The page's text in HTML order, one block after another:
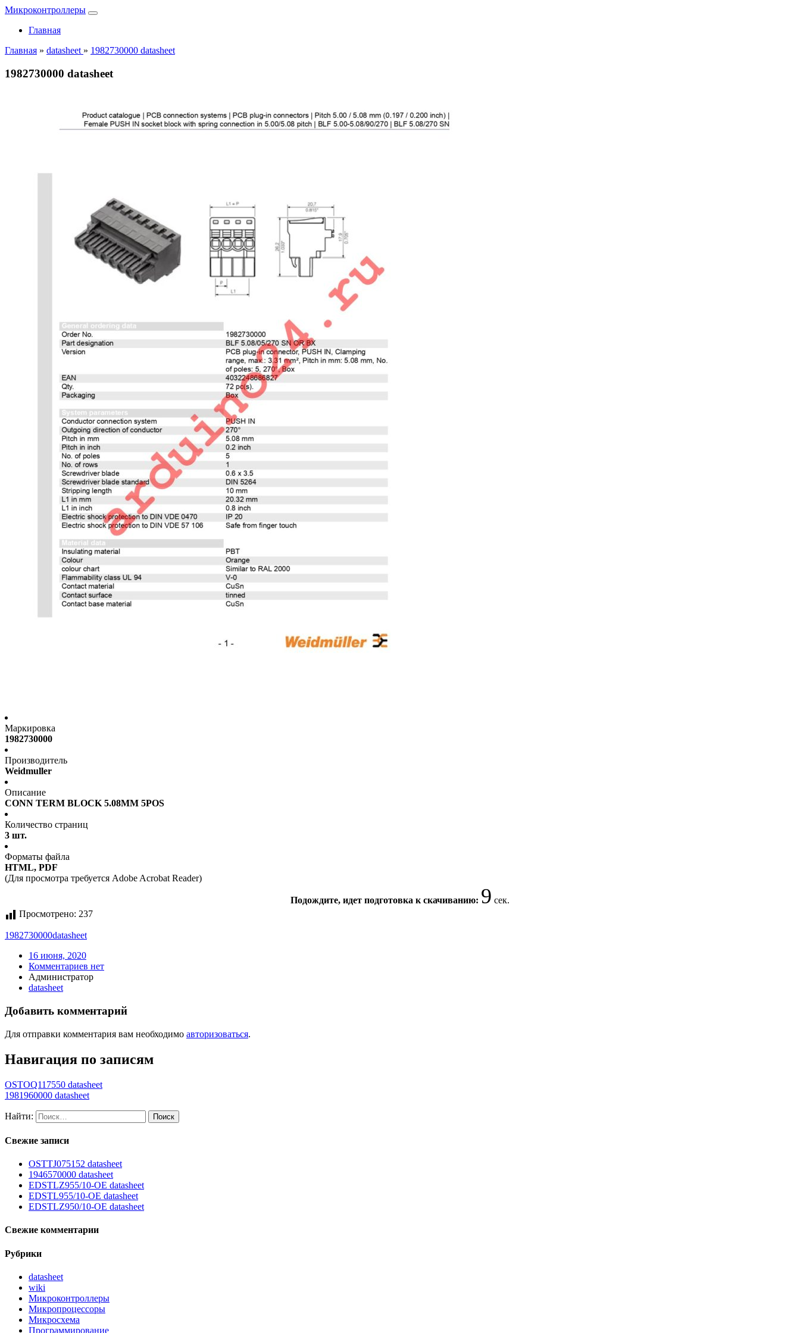
Микроконтроллеры
Главная
Главная » datasheet » 1982730000 datasheet
1982730000 datasheet
Маркировка
1982730000
Производитель
Weidmuller
Описание
CONN TERM BLOCK 5.08MM 5POS
Количество страниц
3 шт.
Форматы файла
HTML, PDF
(Для просмотра требуется Adobe Acrobat Reader)
Подождите, идет подготовка к скачиванию: 8 сек.
Просмотрено: 237
1982730000datasheet
16 июня, 2020
Комментариев нет
Администратор
datasheet
Добавить комментарий
Для отправки комментария вам необходимо авторизоваться.
Навигация по записям
OSTOQ117550 datasheet
1981960000 datasheet
Найти:
Свежие записи
OSTTJ075152 datasheet
1946570000 datasheet
EDSTLZ955/10-OE datasheet
EDSTL955/10-OE datasheet
EDSTLZ950/10-OE datasheet
Свежие комментарии
Рубрики
datasheet
wiki
Микроконтроллеры
Микропроцессоры
Микросхема
Программирование